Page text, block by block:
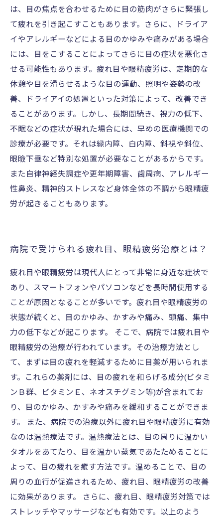
は、目の焦点を合わせるために目の筋肉がさらに緊張し
て疲れを引き起こすこともあります。さらに、ドライア
イやアレルギーなどによる目のかゆみや痛みがある場合
には、目をこすることによってさらに目の症状を悪化さ
せる可能性もあります。疲れ目や眼精疲労は、定期的な
休憩や目を滑らせるような目の運動、照明や姿勢の改
善、ドライアイの処置といった対策によって、改善でき
ることがあります。しかし、長期間続き、視力の低下、
不眠などの症状が現れた場合には、早めの医療機関での
診療が必要です。それは緑内障、白内障、斜視や斜位、
眼瞼下垂など特別な処置が必要なことがあるからです。
また自律神経失調症や更年期障害、歯周病、アレルギー
性鼻炎、精神的ストレスなど身体全体の不調から眼精疲
労が起きることもあります。
病院で受けられる疲れ目、眼精疲労治療とは？
疲れ目や眼精疲労は現代人にとって非常に身近な症状で
あり、スマートフォンやパソコンなどを長時間使用する
ことが原因となることが多いです。疲れ目や眼精疲労の
状態が続くと、目のかゆみ、かすみや痛み、頭痛、集中
力の低下などが起こります。 そこで、病院では疲れ目や
眼精疲労の治療が行われています。その治療方法とし
て、まずは目の疲れを軽減するために目薬が用いられま
す。これらの薬剤には、目の疲れを和らげる成分(ビタミ
ンＢ群、ビタミンＥ、ネオスチグミン等)が含まれてお
り、目のかゆみ、かすみや痛みを緩和することができま
す。 また、病院での治療以外に疲れ目や眼精疲労に有効
なのは温熱療法です。温熱療法とは、目の周りに温かい
タオルをあてたり、目を温かい蒸気であたためることに
よって、目の疲れを癒す方法です。温めることで、目の
周りの血行が促進されるため、疲れ目、眼精疲労の改善
に効果があります。 さらに、疲れ目、眼精疲労対策では
ストレッチやマッサージなども有効です。以上のよう